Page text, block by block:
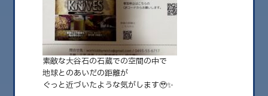
2026.08
2026.07
素敵な大谷石の石蔵での空間の中で
地球とのあいだの距離が
ぐっと近づいたような気がします🥹✨